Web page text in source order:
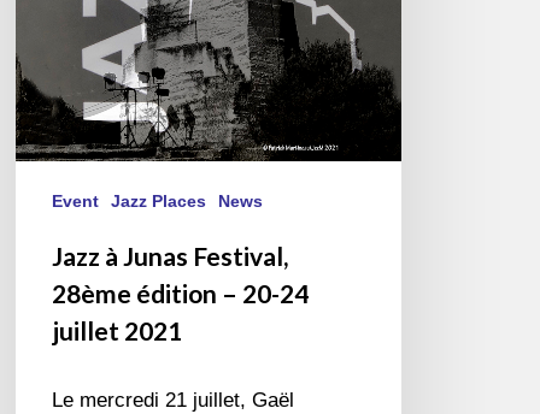
juillet
2021
Event Jazz Places News
Jazz à Junas Festival,
28ème édition – 20-24
juillet 2021
Le mercredi 21 juillet, Gaël